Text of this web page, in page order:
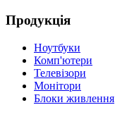
Продукція
Ноутбуки
Комп'ютери
Телевізори
Монітори
Блоки живлення